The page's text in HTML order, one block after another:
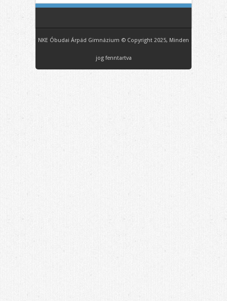
NKE Óbudai Árpád Gimnázium © Copyright 2025, Minden
jog fenntartva